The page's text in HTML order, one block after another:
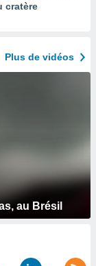
cratère
Plus de vidéos
au Brésil